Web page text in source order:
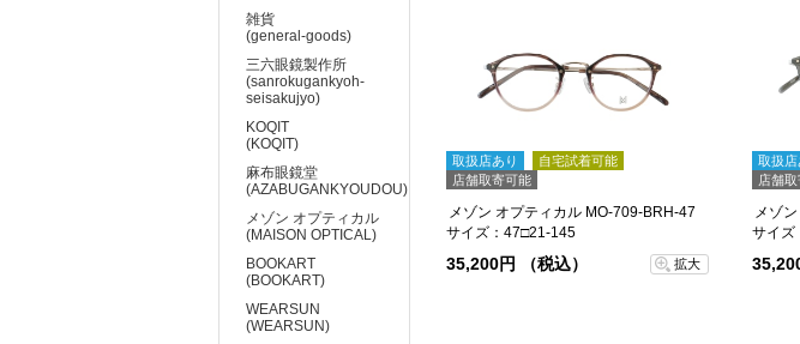
取扱店あり
自宅試着可能
店舗取寄可能
メゾン オプティカル MO-709-BRH-47
サイズ：47□21-145
35,200円 （税込） 拡大
取扱店
店舗
メゾ
サイズ
雑貨
(general-goods)
三六眼鏡製作所
(sanrokugankyoh-
seisakujyo)
KOQIT
(KOQIT)
麻布眼鏡堂
(AZABUGANKYOUDOU)
メゾン オプティカル
(MAISON OPTICAL)
BOOKART
(BOOKART)
WEARSUN
(WEARSUN)